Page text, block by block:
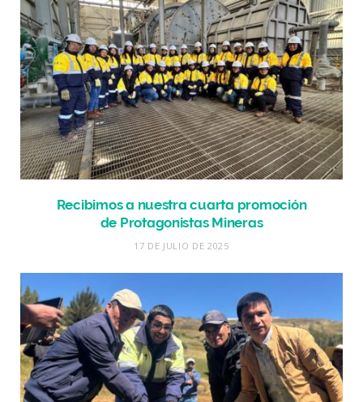
Recibimos a nuestra cuarta promoción
de Protagonistas Mineras
17 DE JULIO DE 2025